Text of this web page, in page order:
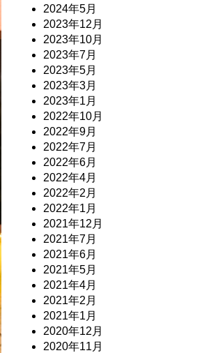
2024年5月
2023年12月
2023年10月
2023年7月
2023年5月
2023年3月
2023年1月
2022年10月
2022年9月
2022年7月
2022年6月
2022年4月
2022年2月
2022年1月
2021年12月
2021年7月
2021年6月
2021年5月
2021年4月
2021年2月
2021年1月
2020年12月
2020年11月